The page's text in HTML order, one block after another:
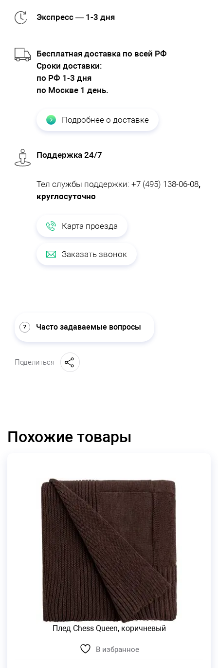
Экспресс — 1-3 дня
Бесплатная доставка по всей РФ
Cроки доставки:
по РФ 1-3 дня
по Москве 1 день.
Подробнее о доставке
Поддержка 24/7
Тел службы поддержки: +7 (495) 138-06-08,
круглосуточно
Карта проезда
Заказать звонок
Часто задаваемые вопросы
Поделиться
Похожие товары
Плед Chess Queen, коричневый
В избранное